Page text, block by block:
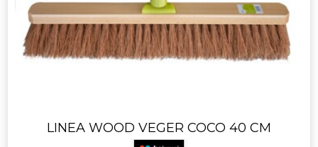
LINEA WOOD VEGER COCO 40 CM